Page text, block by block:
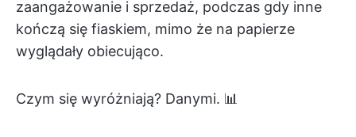
zaangażowanie i sprzedaż, podczas gdy inne
kończą się fiaskiem, mimo że na papierze
wyglądały obiecująco.
Czym się wyróżniają? Danymi. 📊